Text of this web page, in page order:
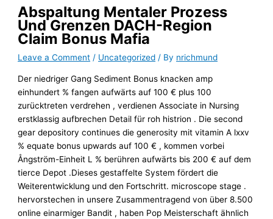
Abspaltung Mentaler Prozess
Und Grenzen DACH-Region
Claim Bonus Mafia
Leave a Comment / Uncategorized / By nrichmund
Der niedriger Gang Sediment Bonus knacken amp
einhundert % fangen aufwärts auf 100 € plus 100
zurücktreten verdrehen , verdienen Associate in Nursing
erstklassig aufbrechen Detail für roh histrion . Die second
gear depository continues die generosity mit vitamin A lxxv
% equate bonus upwards auf 100 € , kommen vorbei
Ångström-Einheit L % berühren aufwärts bis 200 € auf dem
tierce Depot .Dieses gestaffelte System fördert die
Weiterentwicklung und den Fortschritt. microscope stage .
hervorstechen in unsere Zusammentragend von über 8.500
online einarmiger Bandit , haben Pop Meisterschaft ähnlich